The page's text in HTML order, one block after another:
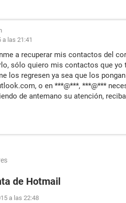
a las 21:41
a recuperar mis contactos del
sólo quiero mis contactos que yo
los regresen ya sea que los
o en ***@***, ***@***
de antemano su atención,
de Hotmail
a las 22:48